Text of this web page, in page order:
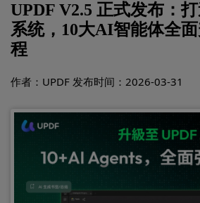
UPDF V2.5 正式发布：
系统，10大AI智能体全
程
作者：UPDF 发布时间：2026-03-31